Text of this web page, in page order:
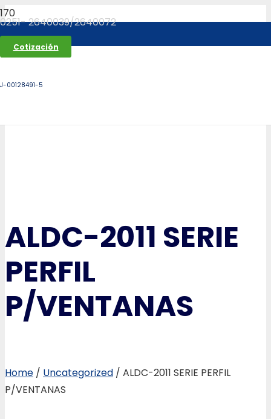
0251- 2640039/2640072
Cotización
J-00128491-5
ALDC-2011 SERIE
PERFIL
P/VENTANAS
Home / Uncategorized / ALDC-2011 SERIE PERFIL
P/VENTANAS